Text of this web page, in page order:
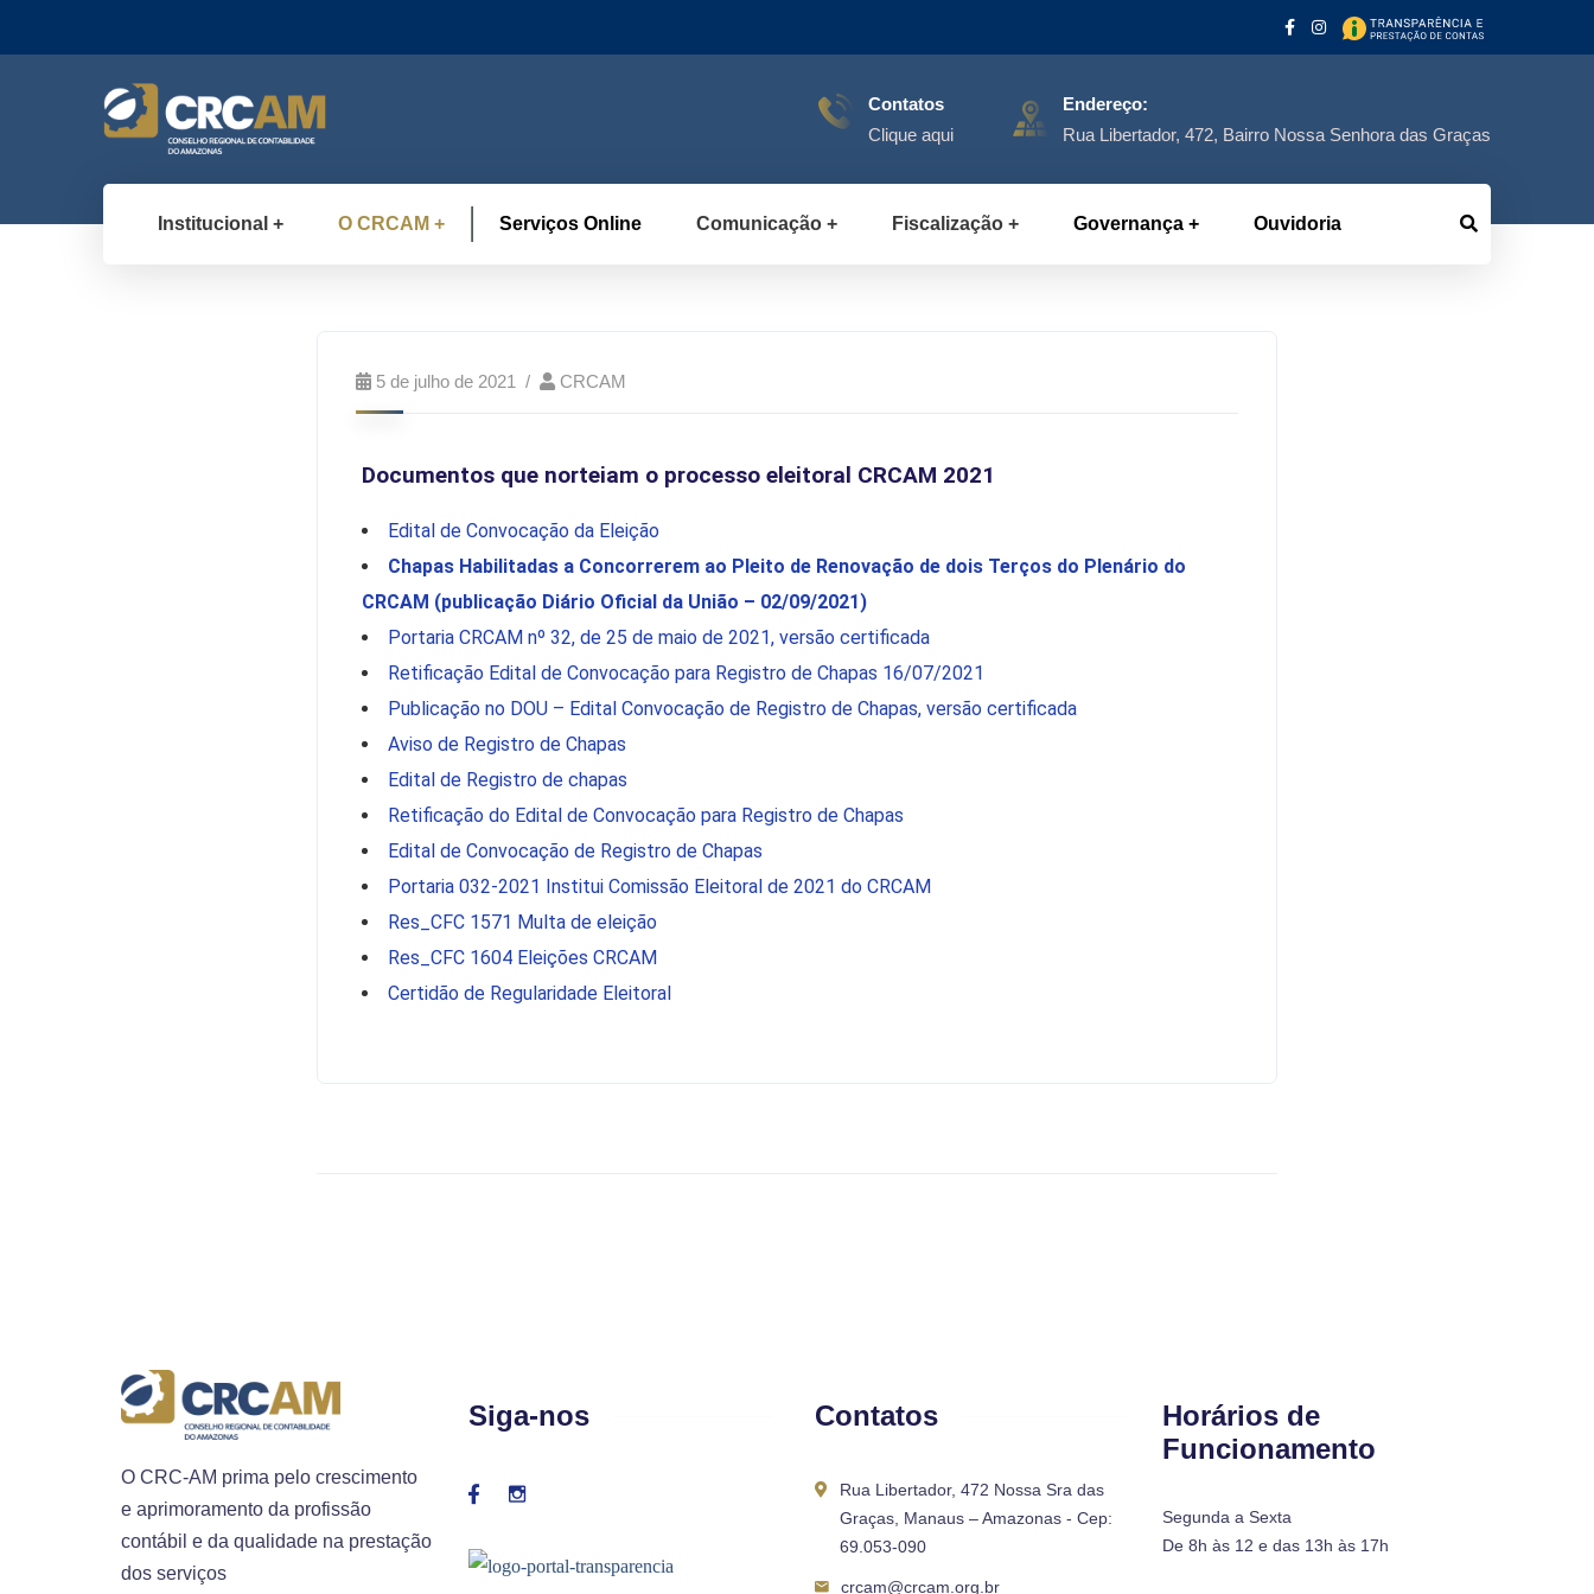
Contatos
Clique aqui
Endereço:
Rua Libertador, 472, Bairro Nossa Senhora das Graças
Institucional O CRCAM Serviços Online Comunicação Fiscalização Governança Ouvidoria
5 de julho de 2021 CRCAM
Documentos que norteiam o processo eleitoral CRCAM 2021
Edital de Convocação da Eleição
Chapas Habilitadas a Concorrerem ao Pleito de Renovação de dois Terços do Plenário do
CRCAM (publicação Diário Oficial da União – 02/09/2021)
Portaria CRCAM nº 32, de 25 de maio de 2021, versão certificada
Retificação Edital de Convocação para Registro de Chapas 16/07/2021
Publicação no DOU – Edital Convocação de Registro de Chapas, versão certificada
Aviso de Registro de Chapas
Edital de Registro de chapas
Retificação do Edital de Convocação para Registro de Chapas
Edital de Convocação de Registro de Chapas
Portaria 032-2021 Institui Comissão Eleitoral de 2021 do CRCAM
Res_CFC 1571 Multa de eleição
Res_CFC 1604 Eleições CRCAM
Certidão de Regularidade Eleitoral
O CRC-AM prima pelo crescimento
e aprimoramento da profissão
contábil e da qualidade na prestação
dos serviços
Siga-nos Contatos
Rua Libertador, 472 Nossa Sra das
Graças, Manaus – Amazonas - Cep:
69.053-090
crcam@crcam.org.br
Horários de
Funcionamento
Segunda a Sexta
De 8h às 12 e das 13h às 17h